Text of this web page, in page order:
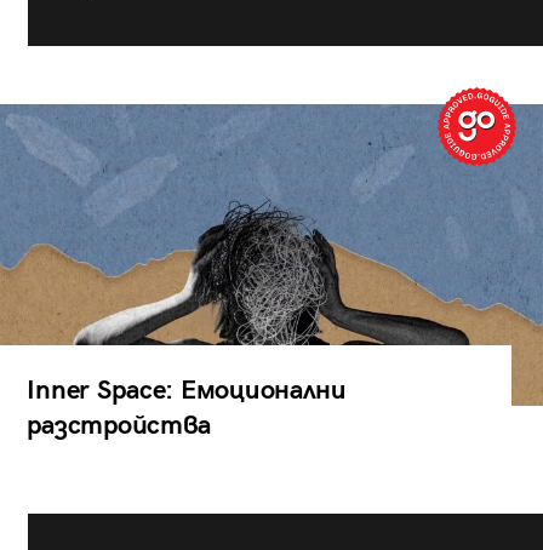
Inner Space: Емоционални
разстройства